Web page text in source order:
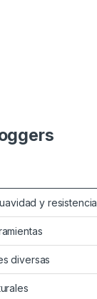
y resistencia
diversas